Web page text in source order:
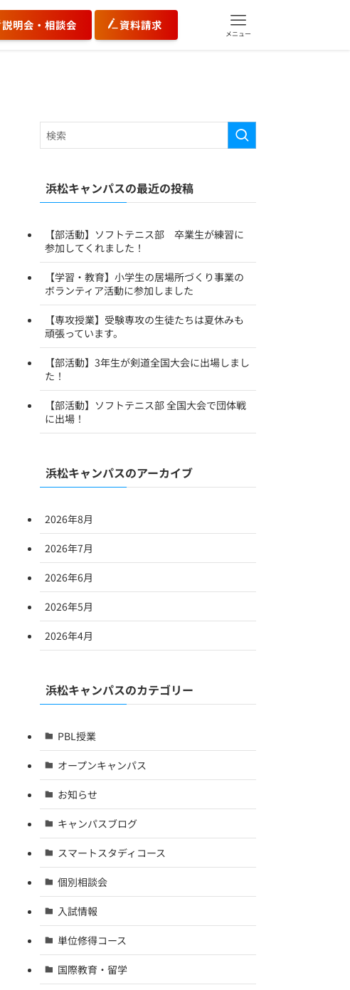
説明会・相談会 資料請求
メニュー
浜松キャンパスの最近の投稿
【部活動】ソフトテニス部 卒業生が練習に
参加してくれました！
【学習・教育】小学生の居場所づくり事業の
ボランティア活動に参加しました
【専攻授業】受験専攻の生徒たちは夏休みも
頑張っています。
【部活動】3年生が剣道全国大会に出場しまし
た！
【部活動】ソフトテニス部 全国大会で団体戦
に出場！
浜松キャンパスのアーカイブ
2026年8月
2026年7月
2026年6月
2026年5月
2026年4月
浜松キャンパスのカテゴリー
PBL授業
オープンキャンパス
お知らせ
キャンパスブログ
スマートスタディコース
個別相談会
入試情報
単位修得コース
国際教育・留学